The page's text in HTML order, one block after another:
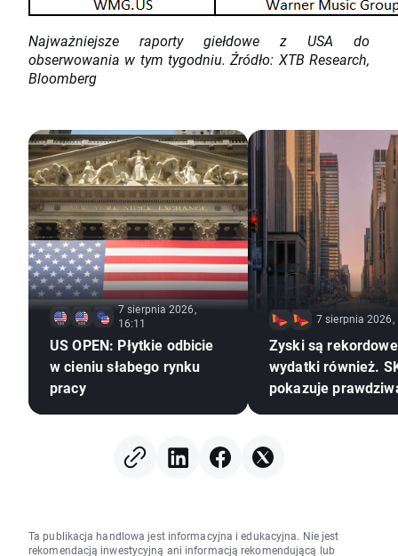
Najważniejsze raporty giełdowe z USA do
obserwowania w tym tygodniu. Źródło: XTB Research,
Bloomberg
7 sierpnia 2026,
16:11
US OPEN: Płytkie odbicie
w cieniu słabego rynku
pracy
7 sierpnia 2026,
Zyski są
wydatki również.
pokazuje
Ta publikacja handlowa jest informacyjna i edukacyjna. Nie jest
rekomendacją inwestycyjną ani informacją rekomendującą lub